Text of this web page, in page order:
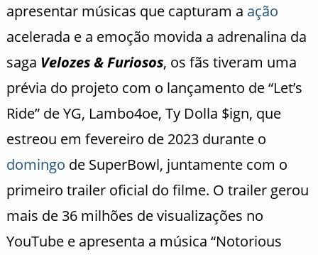
apresentar músicas que capturam a ação
acelerada e a emoção movida a adrenalina da
saga Velozes & Furiosos, os fãs tiveram uma
prévia do projeto com o lançamento de “Let’s
Ride” de YG, Lambo4oe, Ty Dolla $ign, que
estreou em fevereiro de 2023 durante o
domingo de SuperBowl, juntamente com o
primeiro trailer oficial do filme. O trailer gerou
mais de 36 milhões de visualizações no
YouTube e apresenta a música “Notorious